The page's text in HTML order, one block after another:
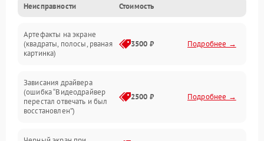
Перегрев и термопроблемы
Видео
Интерфейсные и коммуникационные проблемы
Неисправности Стоимость
Артефакты на экране
(квадраты, полосы, рваная
картинка)
3500 ₽ Подробнее →
Зависания драйвера
(ошибка “Видеодрайвер
перестал отвечать и был
восстановлен”)
2500 ₽ Подробнее →